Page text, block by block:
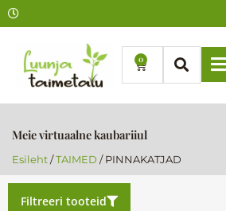
Skip
to
content
0
Cart
Meie virtuaalne kaubariiul
Esileht/TAIMED / PINNAKATJAD
Filtreeri tooteid